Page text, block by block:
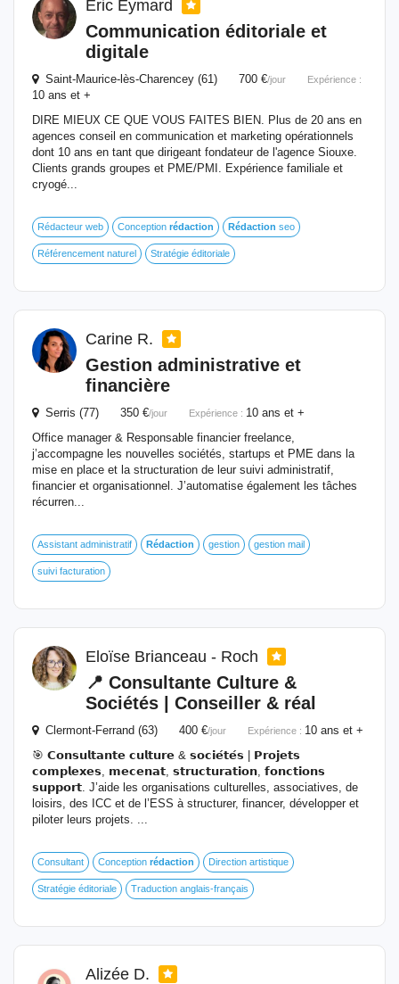
Eric Eymard
Communication éditoriale et
digitale
Saint-Maurice-lès-Charencey (61) 700 €/jour Expérience :
10 ans et +
DIRE MIEUX CE QUE VOUS FAITES BIEN. Plus de 20 ans en
agences conseil en communication et marketing opérationnels
dont 10 ans en tant que dirigeant fondateur de l'agence Siouxe.
Clients grands groupes et PME/PMI. Expérience familiale et
cryogé...
Rédacteur web Conception rédaction Rédaction seo
Référencement naturel Stratégie éditoriale
Carine R.
Gestion administrative et
financière
Serris (77) 350 €/jour Expérience : 10 ans et +
Office manager & Responsable financier freelance,
j’accompagne les nouvelles sociétés, startups et PME dans la
mise en place et la structuration de leur suivi administratif,
financier et organisationnel. J’automatise également les tâches
récurren...
Assistant administratif Rédaction gestion gestion mail
suivi facturation
Eloïse Brianceau - Roch
📍 Consultante Culture &
Sociétés | Conseiller & réal
Clermont-Ferrand (63) 400 €/jour Expérience : 10 ans et +
🎯 𝗖𝗼𝗻𝘀𝘂𝗹𝘁𝗮𝗻𝘁𝗲 𝗰𝘂𝗹𝘁𝘂𝗿𝗲 & 𝘀𝗼𝗰𝗶𝗲́𝘁𝗲́𝘀 | 𝗣𝗿𝗼𝗷𝗲𝘁𝘀
𝗰𝗼𝗺𝗽𝗹𝗲𝘅𝗲𝘀, 𝗺𝗲𝗰𝗲𝗻𝗮𝘁, 𝘀𝘁𝗿𝘂𝗰𝘁𝘂𝗿𝗮𝘁𝗶𝗼𝗻, 𝗳𝗼𝗻𝗰𝘁𝗶𝗼𝗻𝘀
𝘀𝘂𝗽𝗽𝗼𝗿𝘁. J’aide les organisations culturelles, associatives, de
loisirs, des ICC et de l’ESS à structurer, financer, développer et
piloter leurs projets. ...
Consultant Conception rédaction Direction artistique
Stratégie éditoriale Traduction anglais-français
Alizée D.